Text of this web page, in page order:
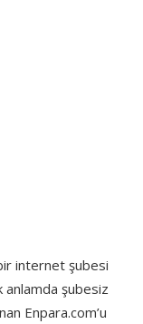
internet şubesi
anlamda şubesiz
Enpara.com’u